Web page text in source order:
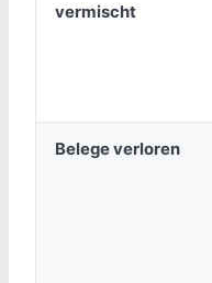
vermischt
Belege verloren